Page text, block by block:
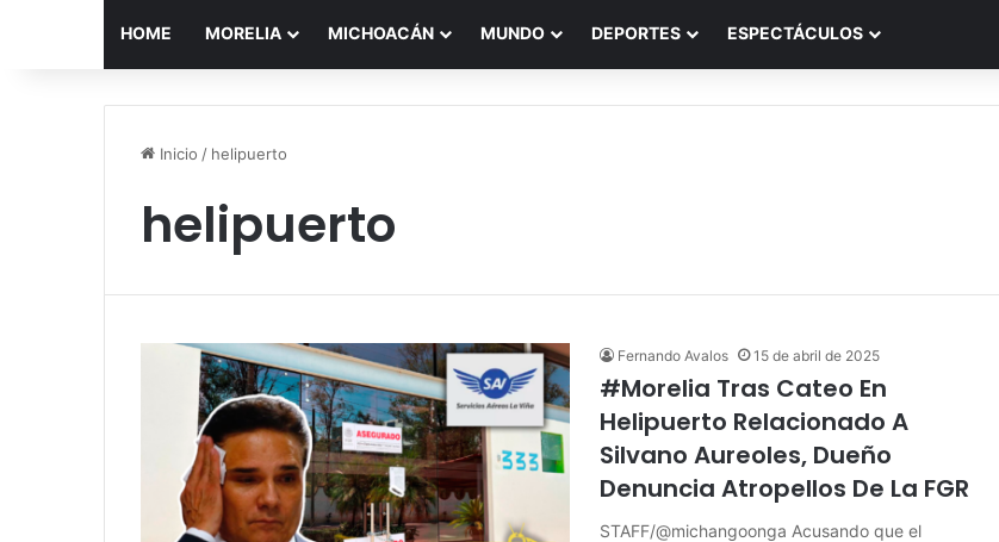
HOME MORELIA MICHOACÁN MUNDO DEPORTES ESPECTÁCULOS
Inicio / helipuerto
helipuerto
Fernando Avalos 15 de abril de 2025
#Morelia Tras Cateo En
Helipuerto Relacionado A
Silvano Aureoles, Dueño
Denuncia Atropellos De La FGR
STAFF/@michangoonga Acusando que el